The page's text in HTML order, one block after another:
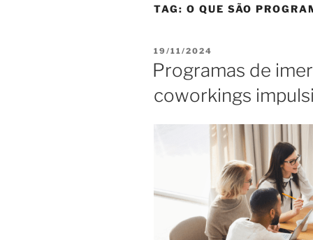
TAG: O QUE SÃO
PUBLICADO
EM
19/11/2024
Programas de
coworkings